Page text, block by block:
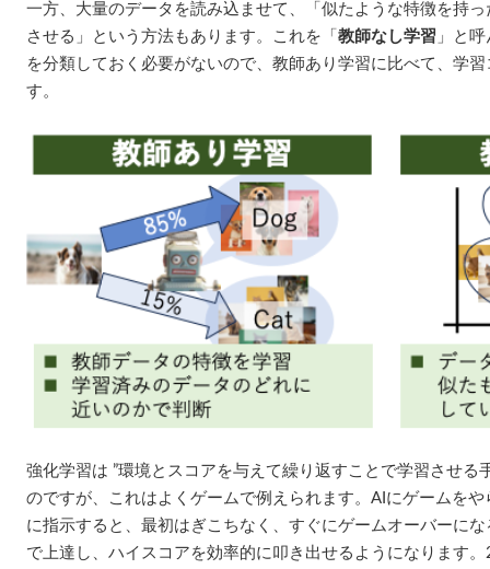
一方、大量のデータを読み込ませて、「似たような特徴を持
させる」という方法もあります。これを「 教師なし学習 」と
を分類しておく必要がないので、教師あり学習に比べて、学
す。
強化学習は ”環境とスコアを与えて繰り返すことで学習させる
のですが、これはよくゲームで例えられます。AIにゲームを
に指示すると、最初はぎこちなく、すぐにゲームオーバーに
で上達し、ハイスコアを効率的に叩き出せるようになります